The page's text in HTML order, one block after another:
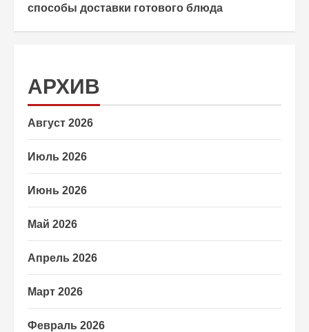
способы доставки готового блюда
АРХИВ
Август 2026
Июль 2026
Июнь 2026
Май 2026
Апрель 2026
Март 2026
Февраль 2026